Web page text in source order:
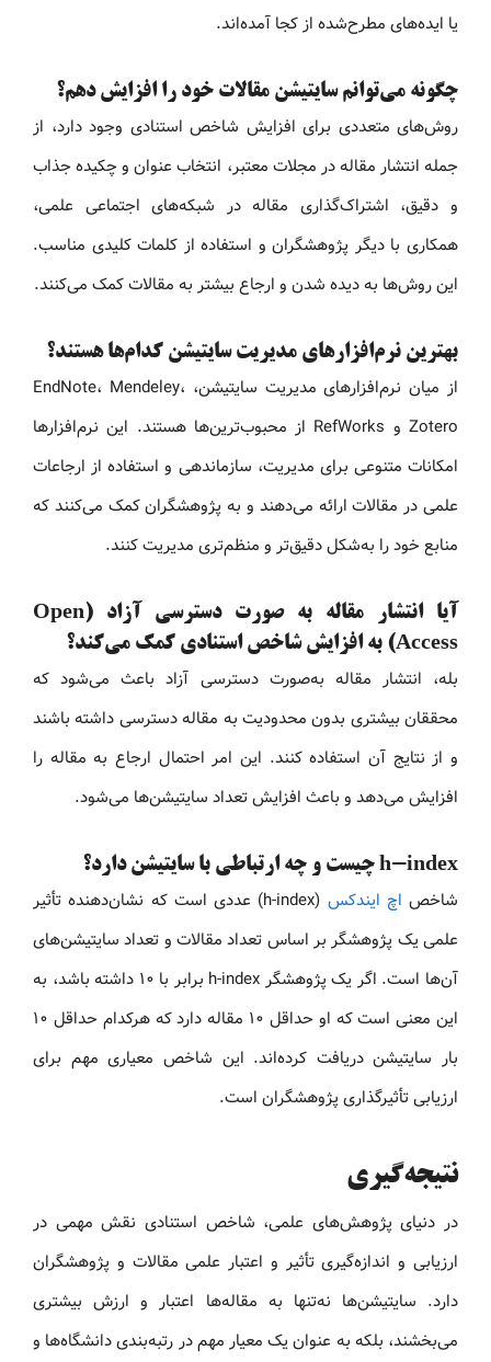
یا ایده‌های مطرح‌شده از کجا آمده‌اند.
چگونه می‌توانم سایتیشن مقالات خود را افزایش دهم؟
روش‌های متعددی برای افزایش شاخص استنادی وجود دارد، از
جمله انتشار مقاله در مجلات معتبر، انتخاب عنوان و چکیده جذاب
و دقیق، اشتراک‌گذاری مقاله در شبکه‌های اجتماعی علمی،
همکاری با دیگر پژوهشگران و استفاده از کلمات کلیدی مناسب.
این روش‌ها به دیده شدن و ارجاع بیشتر به مقالات کمک می‌کنند.
بهترین نرم‌افزارهای مدیریت سایتیشن کدام‌ها هستند؟
از میان نرم‌افزارهای مدیریت سایتیشن، EndNote، Mendeley،
Zotero و RefWorks از محبوب‌ترین‌ها هستند. این نرم‌افزارها
امکانات متنوعی برای مدیریت، سازماندهی و استفاده از ارجاعات
علمی در مقالات ارائه می‌دهند و به پژوهشگران کمک می‌کنند که
منابع خود را به‌شکل دقیق‌تر و منظم‌تری مدیریت کنند.
آیا انتشار مقاله به صورت دسترسی آزاد (Open
Access) به افزایش شاخص استنادی کمک می‌کند؟
بله، انتشار مقاله به‌صورت دسترسی آزاد باعث می‌شود که
محققان بیشتری بدون محدودیت به مقاله دسترسی داشته باشند
و از نتایج آن استفاده کنند. این امر احتمال ارجاع به مقاله را
افزایش می‌دهد و باعث افزایش تعداد سایتیشن‌ها می‌شود.
h-index چیست و چه ارتباطی با سایتیشن دارد؟
شاخص اچ ایندکس
(h-index) عددی است که نشان‌دهنده تأثیر
علمی یک پژوهشگر بر اساس تعداد مقالات و تعداد سایتیشن‌های
آن‌ها است. اگر یک پژوهشگر h-index برابر با ۱۰ داشته باشد، به
این معنی است که او حداقل ۱۰ مقاله دارد که هرکدام حداقل ۱۰
بار سایتیشن دریافت کرده‌اند. این شاخص معیاری مهم برای
ارزیابی تأثیرگذاری پژوهشگران است.
نتیجه‌گیری
در دنیای پژوهش‌های علمی، شاخص استنادی نقش مهمی در
ارزیابی و اندازه‌گیری تأثیر و اعتبار علمی مقالات و پژوهشگران
دارد. سایتیشن‌ها نه‌تنها به مقاله‌ها اعتبار و ارزش بیشتری
می‌بخشند، بلکه به عنوان یک معیار مهم در رتبه‌بندی دانشگاه‌ها و